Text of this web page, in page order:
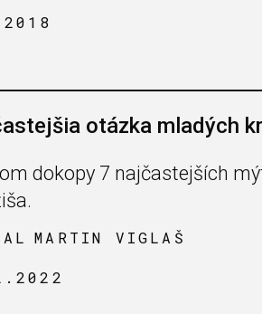
otázka mladých
dokopy 7 najčastejších
MARTIN VIGLAŠ